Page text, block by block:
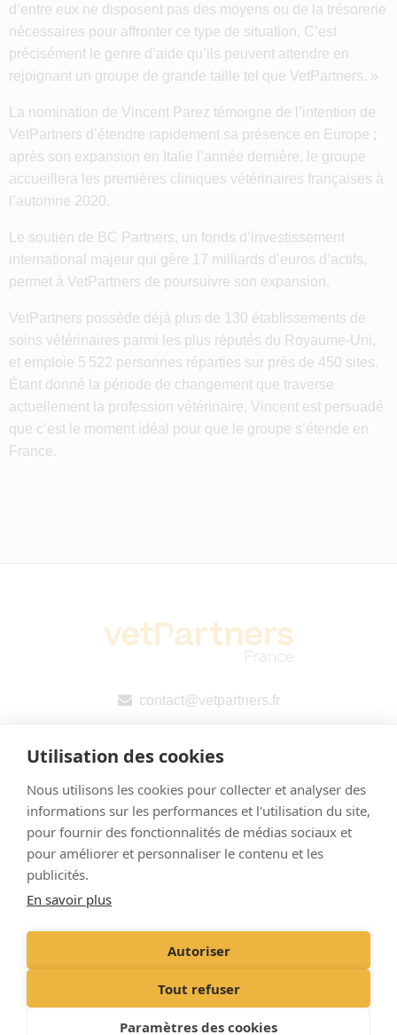
Utilisation des cookies
Nous utilisons les cookies pour collecter et analyser des
informations sur les performances et l'utilisation du site,
pour fournir des fonctionnalités de médias sociaux et
pour améliorer et personnaliser le contenu et les
publicités.
En savoir plus
Autoriser
Tout refuser
Paramètres des cookies
d’entre eux ne disposent pas des moyens ou de la trésorerie
nécessaires pour affronter ce type de situation. C’est
précisément le genre d’aide qu’ils peuvent attendre en
rejoignant un groupe de grande taille tel que VetPartners. »
La nomination de Vincent Parez témoigne de l’intention de
VetPartners d’étendre rapidement sa présence en Europe ;
après son expansion en Italie l’année dernière, le groupe
accueillera les premières cliniques vétérinaires françaises à
l’automne 2020.
Le soutien de BC Partners, un fonds d’investissement
international majeur qui gère 17 milliards d’euros d’actifs,
permet à VetPartners de poursuivre son expansion.
VetPartners possède déjà plus de 130 établissements de
soins vétérinaires parmi les plus réputés du Royaume-Uni,
et emploie 5 522 personnes réparties sur près de 450 sites.
Étant donné la période de changement que traverse
actuellement la profession vétérinaire, Vincent est persuadé
que c’est le moment idéal pour que le groupe s’étende en
France.
contact@vetpartners.fr
Déclaration publique pays par pays (CbCR) de l’UE